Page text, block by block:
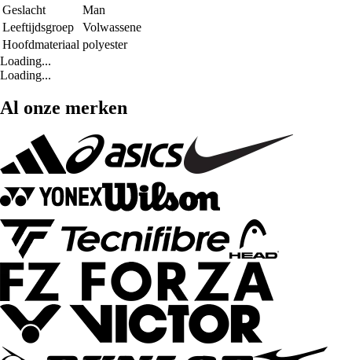
Geslacht
Man
Leeftijdsgroep
Volwassene
Hoofdmateriaal polyester
Loading...
Loading...
Al onze merken